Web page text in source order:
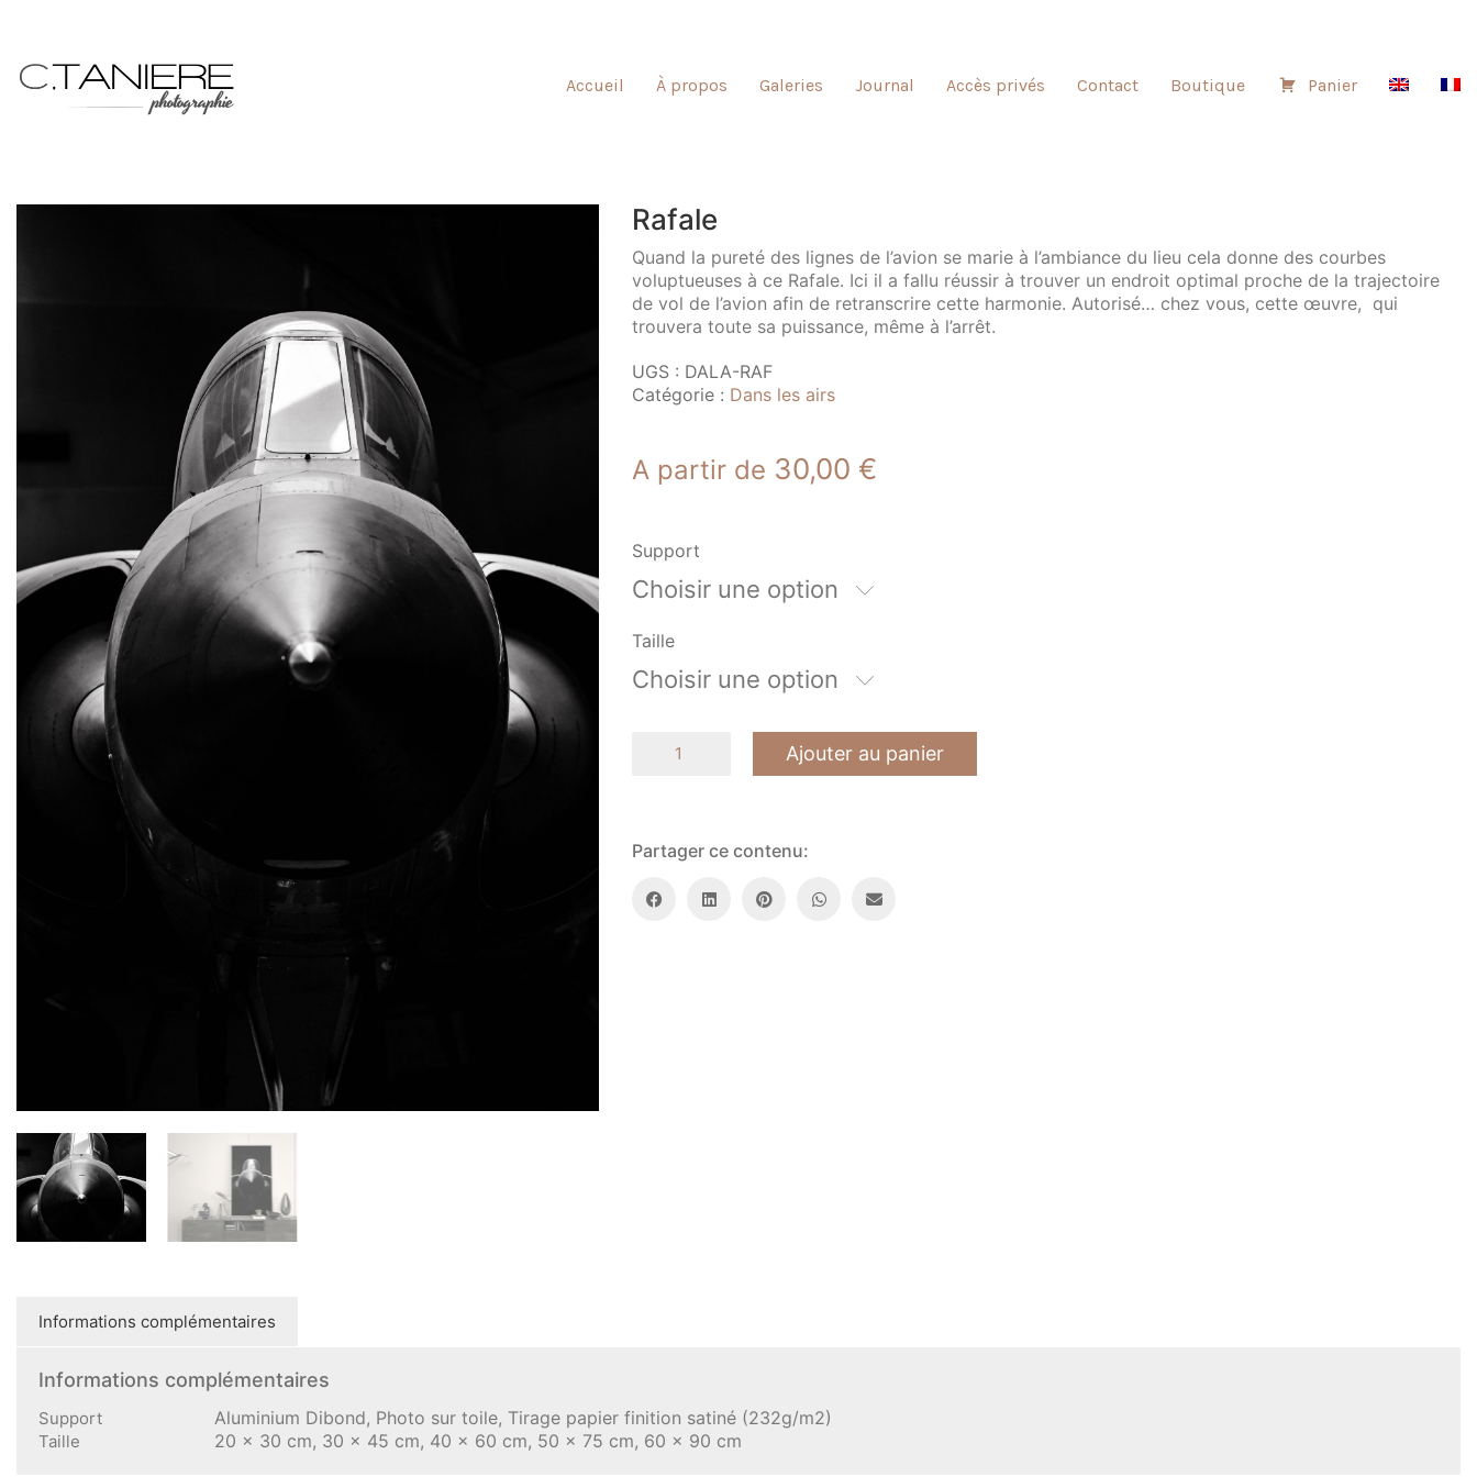
Accueil À propos Galeries Journal Accès privés Contact Boutique Panier
Rafale
Quand la pureté des lignes de l’avion se marie à l’ambiance du lieu cela donne des courbes
voluptueuses à ce Rafale. Ici il a fallu réussir à trouver un endroit optimal proche de la trajectoire
de vol de l’avion afin de retranscrire cette harmonie. Autorisé… chez vous, cette œuvre, qui
trouvera toute sa puissance, même à l’arrêt.
UGS : DALA-RAF
Catégorie : Dans les airs
A partir de 30,00 €
Support
Choisir une option
Taille
Choisir une option
Ajouter au panier
Partager ce contenu:
Informations complémentaires
Aluminium Dibond, Photo sur toile, Tirage papier finition satiné (232g/m2)
20 x 30 cm, 30 x 45 cm, 40 x 60 cm, 50 x 75 cm, 60 x 90 cm
Produits similaires